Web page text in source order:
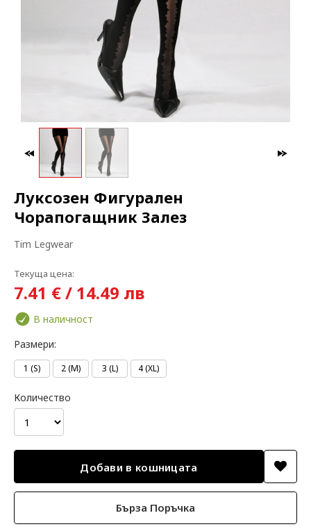
Луксозен Фигурален
Чорапогащник Залез
Tim Legwear
Текуща цена:
7.41 € / 14.49 лв
В наличност
Размери:
1 (S) 2 (M) 3 (L) 4 (XL)
Количество
Бърза Поръчка